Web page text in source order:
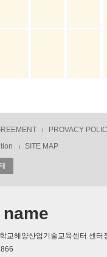
PROVACY
SITE MAP
교해양산업기술교육센터 센터